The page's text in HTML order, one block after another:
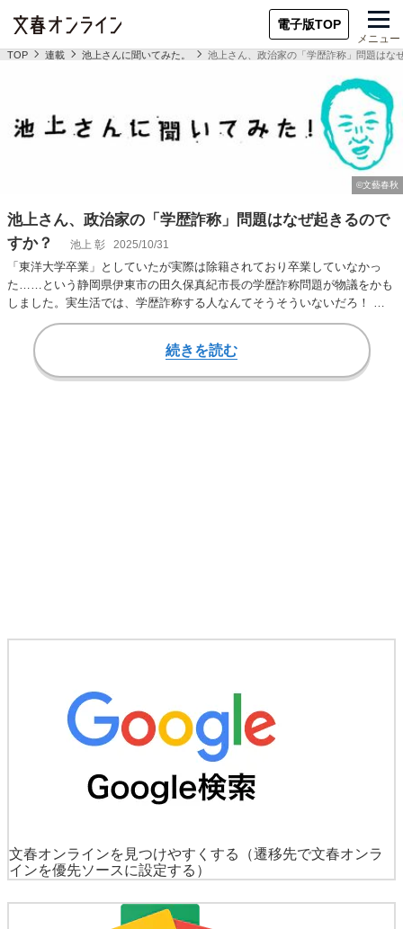
電子版TOP
メニュー
TOP 連載 池上さんに聞いてみた。 池上さん、政治家の「学歴詐称」問題はな
池上さん、政治家の「学歴詐称」問題はなぜ起きるので
すか？
池上 彰 2025/10/31
「東洋大学卒業」としていたが実際は除籍されており卒業していなかっ
た……という静岡県伊東市の田久保真紀市長の学歴詐称問題が物議をかも
しました。実生活では、学歴詐称する人なんてそうそういないだろ！ と
思うのですが、政界だ…
続きを読む
文春オンラインを見つけやすくする
（遷移先で文春オンラ
インを優先ソースに設定する）